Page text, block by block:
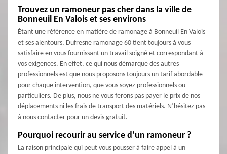
Trouvez un ramoneur pas cher dans la ville de
Bonneuil En Valois et ses environs
Étant une référence en matière de ramonage à Bonneuil En Valois
et ses alentours, Dufresne ramonage 60 tient toujours à vous
satisfaire en vous fournissant un travail soigné et correspondant à
vos exigences. En effet, ce qui nous démarque des autres
professionnels est que nous proposons toujours un tarif abordable
pour chaque intervention, que vous soyez professionnels ou
particuliers. De plus, nous ne vous ferons pas payer le prix de nos
déplacements ni les frais de transport des matériels. N’hésitez pas
à nous contacter pour un devis gratuit.
Pourquoi recourir au service d’un ramoneur ?
La raison principale qui peut vous pousser à faire appel à un